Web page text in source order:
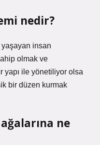
nedir?
insan
olmak ve
yapı ile yönetiliyor olsa
bir düzen kurmak
ne